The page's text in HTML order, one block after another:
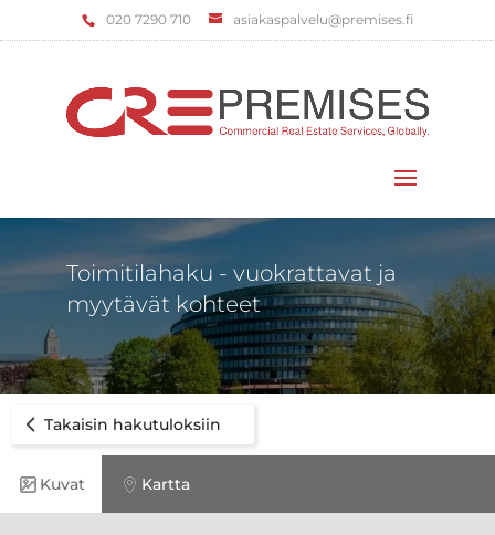
‌020 7290 710 asiakaspalvelu@premises.fi
Toimitilahaku - vuokrattavat ja
myytävät kohteet
Takaisin hakutuloksiin
Kuvat Kartta